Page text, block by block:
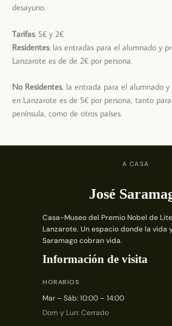
desayuno.
Tarifas: 5€ y 2€
Residentes: las entradas para el alumnado y
Lanzarote es de de 2€ por persona.
No Residentes, la entrada para el alumnado y
en Lanzarote es de 5€ por persona, tanto
península, como de otros países.
A CASA
José
Casa-Museo del Premio Nobel de
Lanzarote. Un espacio donde la vida
Saramago cobran vida.
Información de visita
HORARIOS
Mar – Sáb: 10:00 – 14:00
Dom y Lun: Cerrado